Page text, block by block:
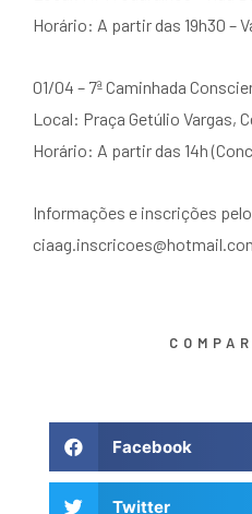
Horário: A partir das 19h30 –
01/04 – 7ª Caminhada
Local: Praça Getúlio Vargas,
Horário: A partir das 14h
Informações e inscrições
Facebook
Twitter